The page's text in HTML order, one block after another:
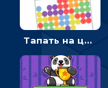
Тапать на цветные точки, чтобы взрывать одинаковые - три в ряд